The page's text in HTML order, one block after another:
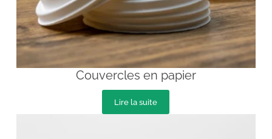
Couvercles en papier
Lire la suite